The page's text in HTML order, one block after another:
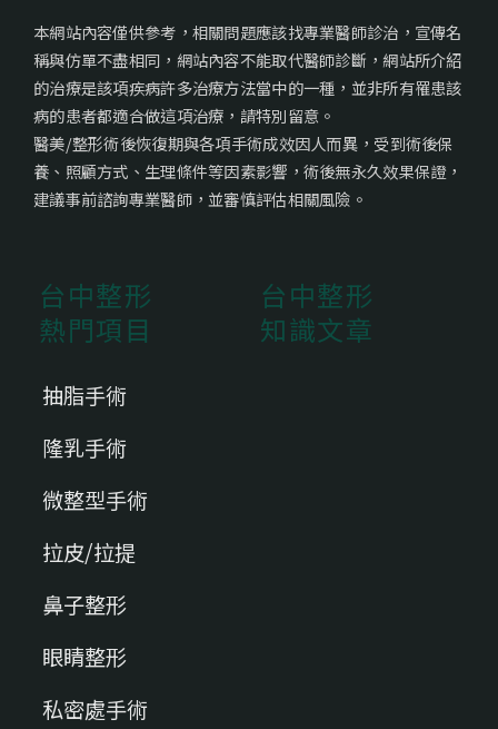
本網站內容僅供參考，相關問題應該找專業醫師診治，宣傳名
稱與仿單不盡相同，網站內容不能取代醫師診斷，網站所介紹
的治療是該項疾病許多治療方法當中的一種，並非所有罹患該
病的患者都適合做這項治療，請特別留意。
醫美/整形術後恢復期與各項手術成效因人而異，受到術後保
養、照顧方式、生理條件等因素影響，術後無永久效果保證，
建議事前諮詢專業醫師，並審慎評估相關風險。
台中整形
熱門項目
抽脂手術
隆乳手術
微整型手術
拉皮/拉提
鼻子整形
眼睛整形
私密處手術
台中整形
知識文章